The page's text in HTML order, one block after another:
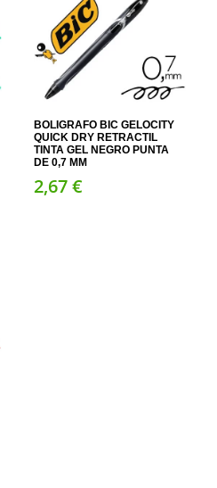
BOLIGRAFO BIC GELOCITY
QUICK DRY RETRACTIL
TINTA GEL NEGRO PUNTA
DE 0,7 MM
2,67€